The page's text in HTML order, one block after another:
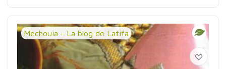
Mechouia - La blog de Latifa